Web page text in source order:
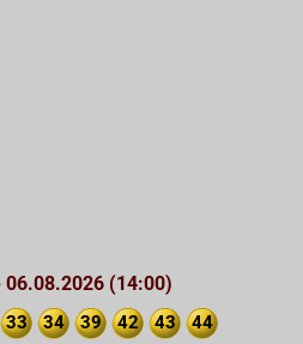
(14:00)
33 34 39 42 43
44